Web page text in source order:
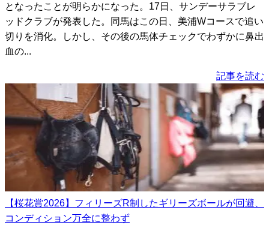
となったことが明らかになった。17日、サンデーサラブレ
ッドクラブが発表した。同馬はこの日、美浦Wコースで追い
切りを消化。しかし、その後の馬体チェックでわずかに鼻出
血の...
記事を読む
【桜花賞2026】フィリーズR制したギリーズボールが回避、
コンディション万全に整わず